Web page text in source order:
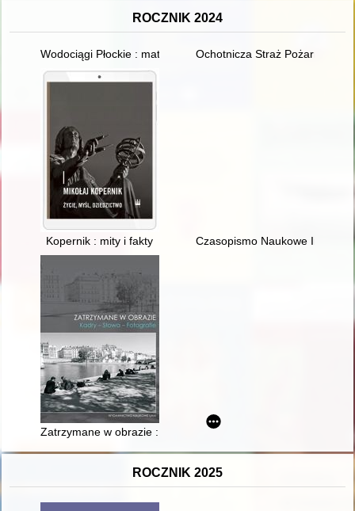
ROCZNIK 2024
Wodociągi Płockie : materiały źródłowe do dziejów
Ochotnicza Straż Pożarna w
Kopernik : mity i fakty Czasopismo Naukowe
Zatrzymane w obrazie : kadry - słowa - fotografie
ROCZNIK 2025